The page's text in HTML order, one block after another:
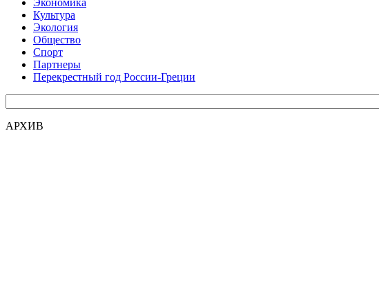
Культура
Экология
Общество
Спорт
Партнеры
Перекрестный год России-Греции
АРХИВ